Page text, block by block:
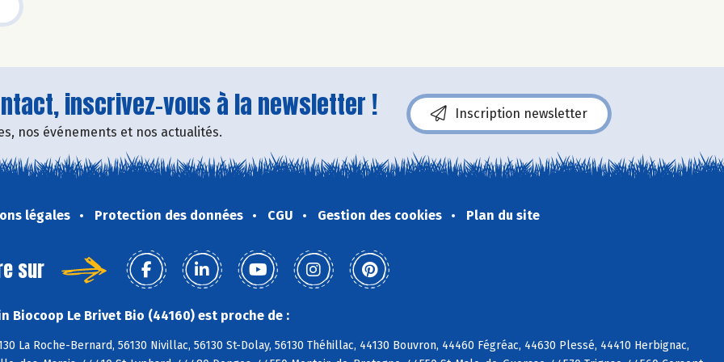
inscrivez-vous à la newsletter !
nos événements et nos actualités.
Inscription newsletter
légales Protection des données CGU Gestion des cookies Plan du site
sur
Biocoop Le Brivet Bio (44160) est proche de :
La Roche-Bernard, 56130 Nivillac, 56130 St-Dolay, 56130 Théhillac, 44130 Bouvron, 44460 Fégréac, 44630 Plessé, 44410 Herbignac,